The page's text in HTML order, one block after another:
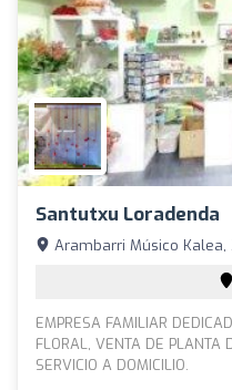
Santutxu Loradenda
Arambarri Músico
EMPRESA FAMILIAR
FLORAL, VENTA DE PLANTA
SERVICIO A DOMICILIO.